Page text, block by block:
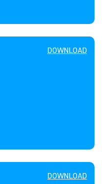
DOWNLOAD
DOWNLOAD